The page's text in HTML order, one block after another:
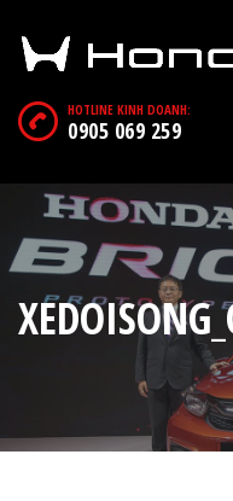
HOTLINE KINH DOANH:
0905 069 259